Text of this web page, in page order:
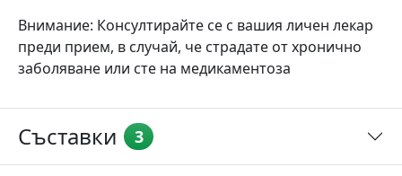
Внимание: Консултирайте се с вашия личен лекар
преди прием, в случай, че страдате от хронично
заболяване или сте на медикаментоза
Съставки 3